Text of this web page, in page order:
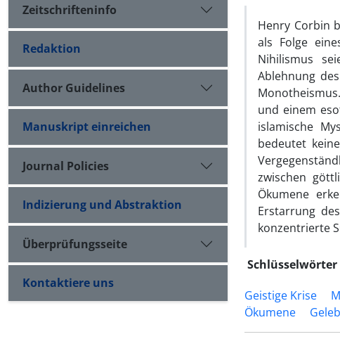
Henry Corbin
als Folge
Nihilismus
Ablehnung
und einem
islamische
bedeutet
zwischen
Ökumene
Erstarrung
konzentrierte
Schlüsselwörter
Geistige Krise
Ökumene
Zeitschrifteninfo
Redaktion
Author Guidelines
Manuskript einreichen
Journal Policies
Indizierung und Abstraktion
Überprüfungsseite
Kontaktiere uns